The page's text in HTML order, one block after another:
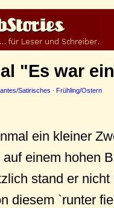
"Es war
Satirisches · Frühling/Ostern
ein kleiner
auf einem hohen
stand er nicht
diesem `runter